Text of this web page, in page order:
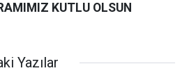
KUTLU OLSUN
Yazılar